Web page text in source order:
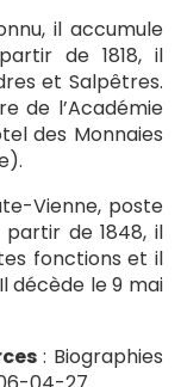
il accumule
de 1818, il
et Salpêtres.
de l’Académie
des Monnaies
Vienne, poste
de 1848, il
fonctions et il
décède le 9 mai
: Biographies